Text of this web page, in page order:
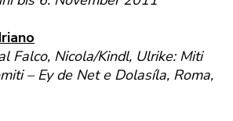
Falco, Nicola/Kindl, Ulrike: Miti
– Ey de Net e Dolasíla, Roma,